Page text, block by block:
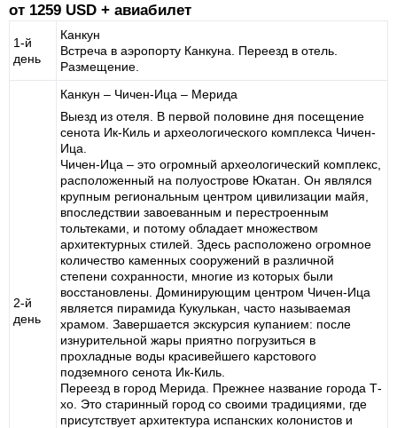
от 1259 USD + авиабилет
1-й
день
Канкун
Встреча в аэропорту Канкуна. Переезд в отель.
Размещение.
2-й
день
Канкун – Чичен-Ица – Мерида
Выезд из отеля. В первой половине дня посещение
сенота Ик-Киль и археологического комплекса Чичен-
Ица.
Чичен-Ица – это огромный археологический комплекс,
расположенный на полуострове Юкатан. Он являлся
крупным региональным центром цивилизации майя,
впоследствии завоеванным и перестроенным
тольтеками, и потому обладает множеством
архитектурных стилей. Здесь расположено огромное
количество каменных сооружений в различной
степени сохранности, многие из которых были
восстановлены. Доминирующим центром Чичен-Ица
является пирамида Кукулькан, часто называемая
храмом. Завершается экскурсия купанием: после
изнурительной жары приятно погрузиться в
прохладные воды красивейшего карстового
подземного сенота Ик-Киль.
Переезд в город Мерида. Прежнее название города Т-
хо. Это старинный город со своими традициями, где
присутствует архитектура испанских колонистов и